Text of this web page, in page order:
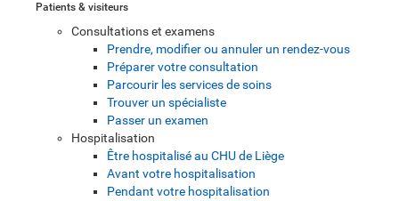
Patients & visiteurs
Consultations et examens
Prendre, modifier ou annuler un rendez-vous
Préparer votre consultation
Parcourir les services de soins
Trouver un spécialiste
Passer un examen
Hospitalisation
Être hospitalisé au CHU de Liège
Avant votre hospitalisation
Pendant votre hospitalisation